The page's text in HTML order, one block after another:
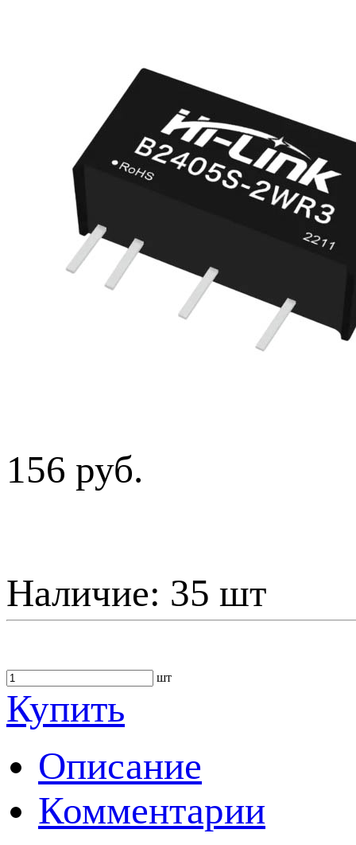
156 руб.
Наличие: 35 шт
шт
Купить
Описание
Комментарии